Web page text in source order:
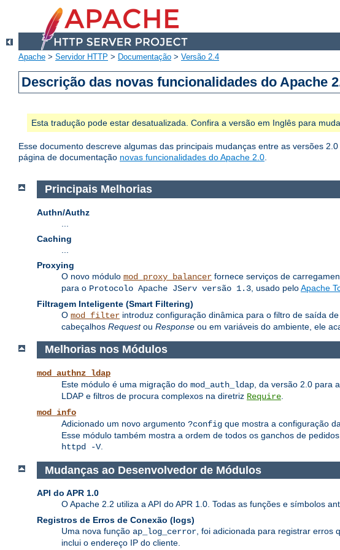
Apache > Servidor HTTP > Documentação > Versão 2.4
Descrição das novas funcionalidades do Apache
Esta tradução pode estar desatualizada. Confira a versão em Inglês para
Esse documento descreve algumas das principais mudanças entre as versões
página de documentação novas funcionalidades do Apache 2.0.
Principais Melhorias
Authn/Authz
Caching
Proxying
O novo módulo mod_proxy_balancer fornece serviços de
para o Protocolo Apache JServ versão 1.3 , usado peloApache
Filtragem Inteligente (Smart Filtering)
O mod_filter introduz configuração dinâmica para o filtro de saída
cabeçalhos Requestou Response ou em variáveis do ambiente, ele
Melhorias nos Módulos
mod_authnz_ldap
Este módulo é uma migração do mod_auth_ldap , da versão 2.0 para
LDAP e filtros de procura complexos na diretriz Require
mod_info
Adicionado um novo argumento ?config que mostra a configuração
Esse módulo também mostra a ordem de todos os ganchos de
httpd -V.
Mudanças ao Desenvolvedor de Módulos
API do APR 1.0
O Apache 2.2 utiliza a API do APR 1.0. Todas as funções e símbolos
Registros de Erros de Conexão (logs)
Uma nova função ap_log_cerror, foi adicionada para registrar erros
inclui o endereço IP do cliente.